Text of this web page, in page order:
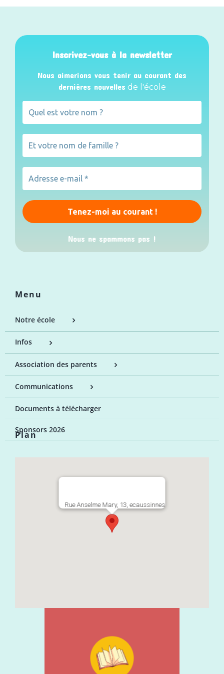
Inscrivez-vous à la newsletter
Nous aimerions vous tenir au courant des
dernières nouvelles de l'école
Nous ne spammons pas !
Menu
Notre école
Infos
Association des parents
Communications
Documents à télécharger
Sponsors 2026
Plan
Rue Anselme Mary, 13, ecaussinnes